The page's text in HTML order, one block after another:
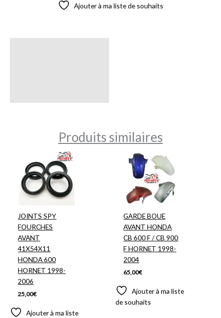
Ajouter à ma liste de souhaits
Produits similaires
JOINTS SPY
FOURCHES
AVANT
41X54X11
HONDA 600
HORNET 1998-
2006
25,00€
Ajouter à ma liste
GARDE BOUE
AVANT HONDA
CB 600 F / CB 900
F HORNET 1998-
2004
65,00€
Ajouter à ma liste
de souhaits